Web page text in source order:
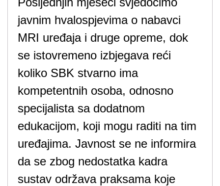
javnim hvalospjevima o nabavci
MRI uređaja i druge opreme, dok
se istovremeno izbjegava reći
koliko SBK stvarno ima
kompetentnih osoba, odnosno
specijalista sa dodatnom
edukacijom, koji mogu raditi na tim
uređajima. Javnost se ne informira
da se zbog nedostatka kadra
sustav održava praksama koje